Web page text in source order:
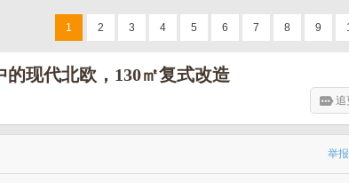
1 2 3 4 5 6 7 8 9
的现代北欧，130㎡复式改造
追
举报